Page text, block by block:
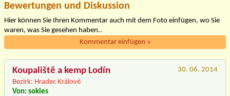
Bewertungen und Diskussion
Hier können Sie Ihren Kommentar auch mit dem Foto einfügen, wo Sie
waren, was Sie gesehen haben..
Kommentar einfügen »
Koupaliště a kemp Lodín
Bezirk: Hradec Králové
30. 06. 2014
Von: sokies